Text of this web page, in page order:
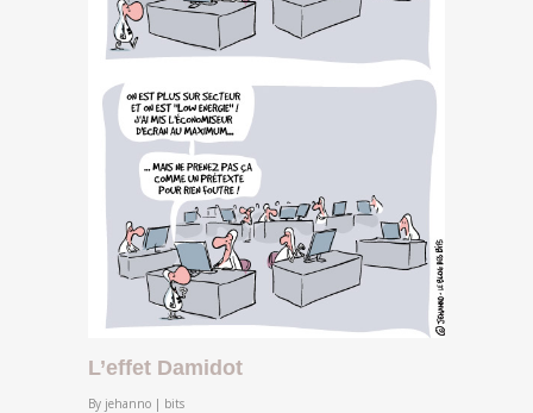
L’effet Damidot
By jehanno | bits